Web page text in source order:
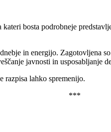
kateri bosta podrobneje
in energijo. Zagotovljena
javnosti in usposabljanje
razpisa lahko spremenijo.
***